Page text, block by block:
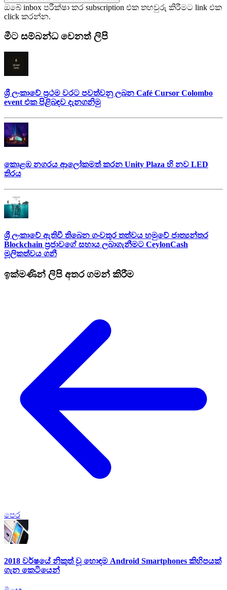
ඔබේ inbox පරීක්ෂා කර subscription එක තහවුරු කිරීමට link එක
click කරන්න.
මීට සම්බන්ධ වෙනත් ලිපි
ශ්‍රී ලංකාවේ ප්‍රථම වරට පවත්වනු ලබන Café Cursor Colombo
event එක පිළිබඳව දැනගනිමු
කොළඹ නගරය ආලෝකමත් කරන Unity Plaza හි නව LED
තිරය
ශ්‍රී ලංකාවේ ඇතිවී තිබෙන ගංවතුර තත්වය හමුවේ ජාත්‍යන්තර
Blockchain ප්‍රජාවගේ සහාය ලබාගැනීමට CeylonCash
මූලිකත්වය ග​නී
ඉක්මණින් ලිපි අතර ගමන් කිරීම
පෙර
2018 වර්ෂයේ නිකුත් වූ හොඳම Android Smartphones කිහිපයක්
ගැන කෙටියෙන්